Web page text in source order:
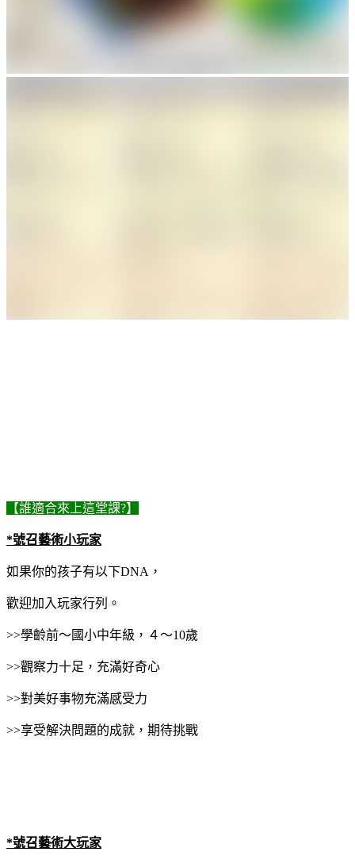
【誰適合來上這堂課?】
*號召藝術小玩家
如果你的孩子有以下DNA，
歡迎加入玩家行列。
>>學齡前～國小中年級，４～10歲
>>觀察力十足，充滿好奇心
>>對美好事物充滿感受力
>>享受解決問題的成就，期待挑戰
*號召藝術大玩家